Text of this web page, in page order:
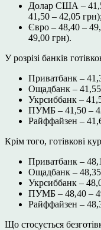
Долар США –
41,50 – 42,05 грн);
Євро – 48,40 –
49,00 грн).
У розрізі банків
Приватбанк –
Ощадбанк –
Укрсиббанк –
ПУМБ – 41,50 –
Райффайзен –
Крім того, готівкові
Приватбанк –
Ощадбанк –
Укрсиббанк –
ПУМБ – 48,40 –
Райффайзен –
Що стосується